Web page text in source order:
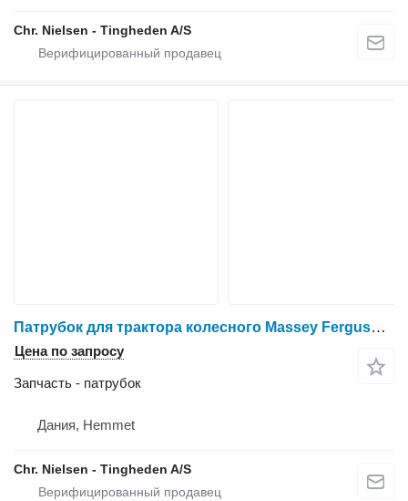
Chr. Nielsen - Tingheden A/S
Патрубок для трактора колесного Massey Ferguson 6465
Цена по запросу
Запчасть - патрубок
Дания, Hemmet
Chr. Nielsen - Tingheden A/S